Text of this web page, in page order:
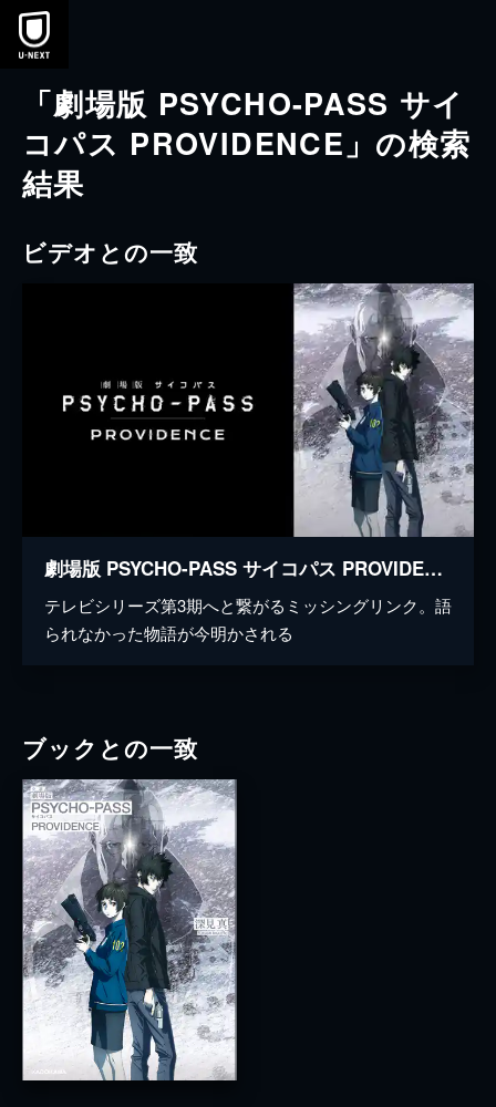
本文へスキップ
「劇場版 PSYCHO-PASS サイ
コパス PROVIDENCE」の検索
結果
ビデオとの一致
劇場版 PSYCHO-PASS サイコパス PROVIDENCE
テレビシリーズ第3期へと繋がるミッシングリンク。語
られなかった物語が今明かされる
ブックとの一致